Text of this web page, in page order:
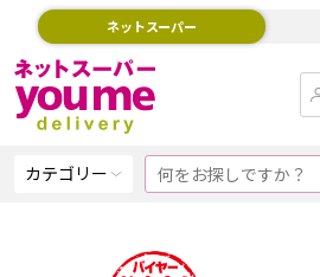
ネットスーパー
カテゴリー